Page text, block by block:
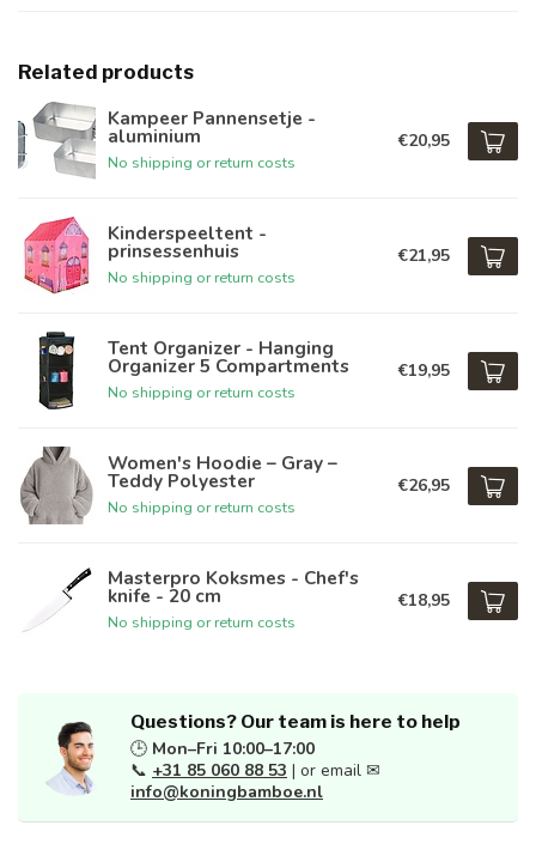
Related products
Kampeer Pannensetje -
aluminium
No shipping or return costs
€20,95
Kinderspeeltent -
prinsessenhuis
No shipping or return costs
€21,95
Tent Organizer - Hanging
Organizer 5 Compartments
No shipping or return costs
€19,95
Women's Hoodie – Gray –
Teddy Polyester
No shipping or return costs
€26,95
Masterpro Koksmes - Chef's
knife - 20 cm
No shipping or return costs
€18,95
Questions? Our team is here to help
🕒 Mon–Fri 10:00–17:00
📞 +31 85 060 88 53 | or email ✉
info@koningbamboe.nl